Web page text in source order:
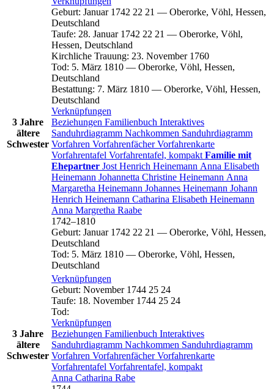
3 Jahre
ältere
Schwester
Geburt: Januar 1742 22 21 — Oberorke, Vöhl, Hessen,
Deutschland
Taufe: 28. Januar 1742 22 21 — Oberorke, Vöhl,
Hessen, Deutschland
Kirchliche Trauung: 23. November 1760
Tod: 5. März 1810 — Oberorke, Vöhl, Hessen,
Deutschland
Bestattung: 7. März 1810 — Oberorke, Vöhl, Hessen,
Deutschland
Verknüpfungen
Beziehungen Familienbuch Interaktives
Sanduhrdiagramm Nachkommen Sanduhrdiagramm
Vorfahren VorfahrenfächerVorfahrenkarte
Vorfahrentafel Vorfahrentafel, kompakt Familie mit
Ehepartner Jost Henrich Heinemann Anna Elisabeth
Heinemann Johannetta Christine Heinemann Anna
Margaretha Heinemann Johannes Heinemann Johann
Henrich Heinemann Catharina Elisabeth Heinemann
Anna Margretha Raabe
1742–1810
Geburt: Januar 1742 22 21 — Oberorke, Vöhl, Hessen,
Deutschland
Tod: 5. März 1810 — Oberorke, Vöhl, Hessen,
Deutschland
3 Jahre
ältere
Schwester
Verknüpfungen
Geburt: November 1744 25 24
Taufe: 18. November 1744 25 24
Tod:
Verknüpfungen
Beziehungen Familienbuch Interaktives
Sanduhrdiagramm Nachkommen Sanduhrdiagramm
Vorfahren VorfahrenfächerVorfahrenkarte
Vorfahrentafel Vorfahrentafel, kompakt
Anna Catharina Rabe